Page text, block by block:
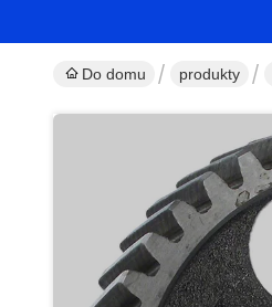
Do domu produkty